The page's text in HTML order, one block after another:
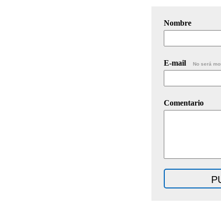
Nombre
E-mail No será
Comentario